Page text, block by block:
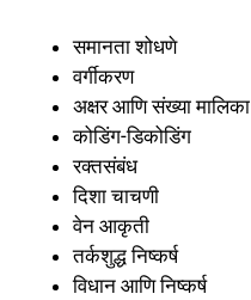
समानता शोधणे
वर्गीकरण
अक्षर आणि संख्या मालिका
कोडिंग-डिकोडिंग
रक्तसंबंध
दिशा चाचणी
वेन आकृती
तर्कशुद्ध निष्कर्ष
विधान आणि निष्कर्ष